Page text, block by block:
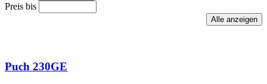
Preis bis
Puch 230GE